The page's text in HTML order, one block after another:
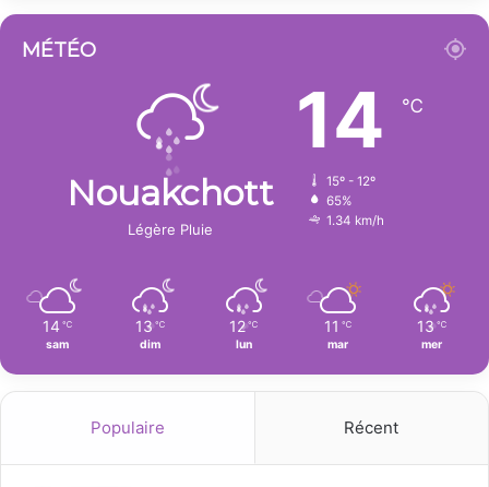
MÉTÉO
Nouakchott
Légère Pluie
14 ℃
15º - 12º
65%
1.34 km/h
14 ℃
sam
13 ℃
dim
12 ℃
lun
11 ℃
mar
13 ℃
mer
Populaire Récent